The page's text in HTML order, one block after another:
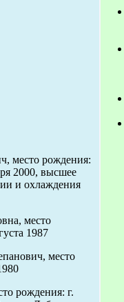
место рождения:
2000, высшее
и охлаждения
место
1987
место
рождения: г.